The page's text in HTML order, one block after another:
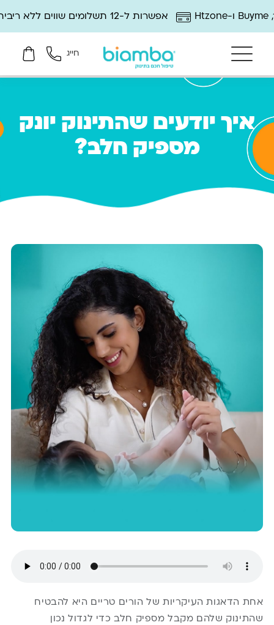
אפשרות ל-12 תשלומים שווים ללא ריבית
חייג
איך יודעים שהתינוק יונק
מספיק חלב?
אחת הדאגות העיקריות של הורים טריים היא להבטיח
שהתינוק שלהם מקבל מספיק חלב כדי לגדול נכון